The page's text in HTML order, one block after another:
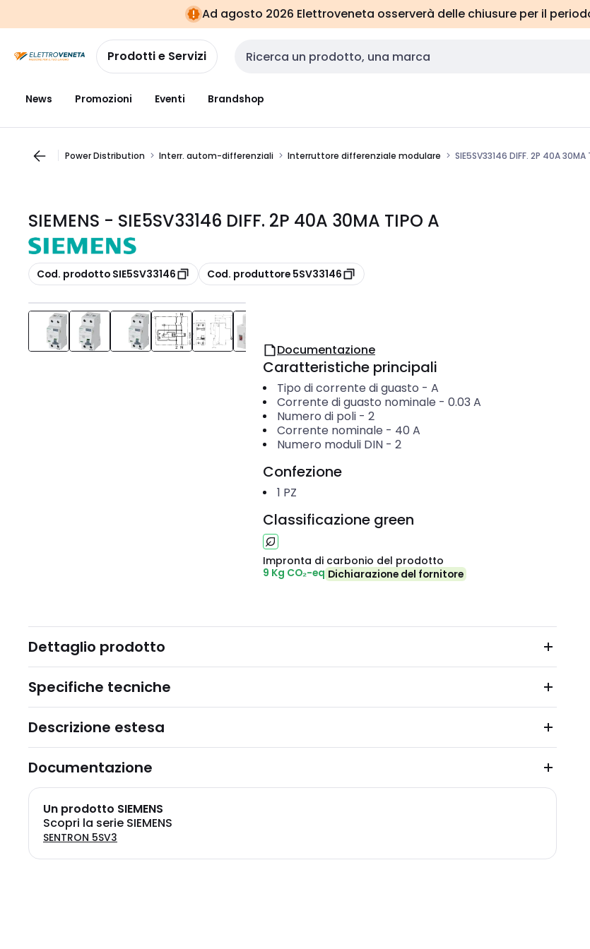
navigazionealla
pagina
Ad agosto 2026 Elettroveneta osserverà delle chiusure per il
Prodotti e Servizi Cerca input
News Promozioni Eventi Brandshop
Power Distribution Interr. autom-differenziali Interruttore differenziale modulare SIE5SV33146 DIFF. 2P 40A 30MA
SIEMENS - SIE5SV33146 DIFF. 2P 40A 30MA TIPO A
copia
Cod. prodotto SIE5SV33146 copia
Cod. produttore 5SV33146
Documentazione
Caratteristiche principali
Tipo di corrente di guasto - A
Corrente di guasto nominale - 0.03 A
Numero di poli- 2
Corrente nominale - 40 A
Numero moduli DIN- 2
Confezione
1 PZ
Classificazione green
Impronta di carbonio del prodotto
9 Kg CO₂-eq Dichiarazione del fornitore
Dettaglio prodotto
Specifiche tecniche
Descrizione estesa
Documentazione
Un prodotto SIEMENS
Scopri la serie SIEMENS
SENTRON 5SV3